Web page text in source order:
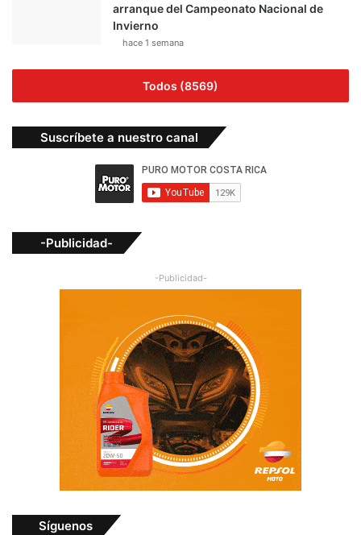
arranque del Campeonato Nacional de
Invierno
hace 1 semana
Todos (8569)
Suscríbete a nuestro canal
-Publicidad-
-Publicidad-
Síguenos